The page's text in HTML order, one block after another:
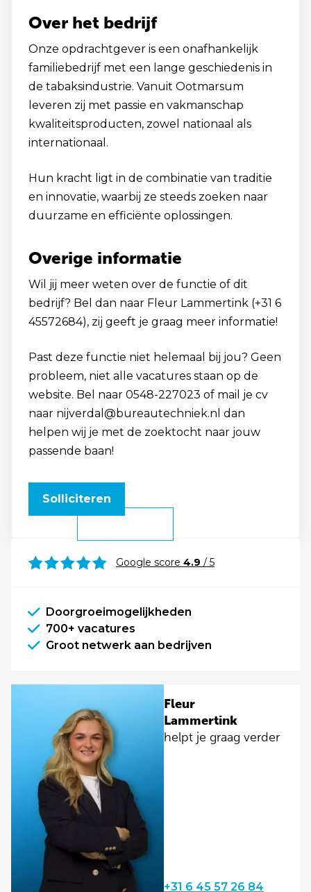
Over het bedrijf
Onze opdrachtgever is een onafhankelijk
familiebedrijf met een lange geschiedenis in
de tabaksindustrie. Vanuit Ootmarsum
leveren zij met passie en vakmanschap
kwaliteitsproducten, zowel nationaal als
internationaal.
Hun kracht ligt in de combinatie van traditie
en innovatie, waarbij ze steeds zoeken naar
duurzame en efficiënte oplossingen.
Overige informatie
Wil jij meer weten over de functie of dit
bedrijf? Bel dan naar Fleur Lammertink (+31 6
45572684), zij geeft je graag meer informatie!
Past deze functie niet helemaal bij jou? Geen
probleem, niet alle vacatures staan op de
website. Bel naar 0548-227023 of mail je cv
naar nijverdal@bureautechniek.nl dan
helpen wij je met de zoektocht naar jouw
passende baan!
Solliciteren
Google score 4.9 / 5
Doorgroeimogelijkheden
700+ vacatures
Groot netwerk aan bedrijven
Fleur
Lammertink
helpt je graag verder
+31 6 45 57 26 84